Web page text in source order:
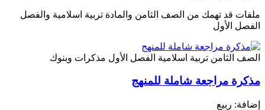
ملفات قد تهمك من الصف الثامن والمادة تربية اسلامية والفصل
الفصل الأول
الصف الثامن تربية اسلامية الفصل الأول مذكرات وبنوك
مذكرة مراجعة شاملة للمنهج
إضافة: ربيع